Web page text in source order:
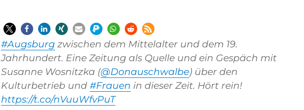
#Augsburg zwischen dem Mittelalter und dem 19.
Jahrhundert. Eine Zeitung als Quelle und ein Gespäch mit
Susanne Wosnitzka (@Donauschwalbe) über den
Kulturbetrieb und #Frauen in dieser Zeit. Hört rein!
https://t.co/nVuuWfvPuT